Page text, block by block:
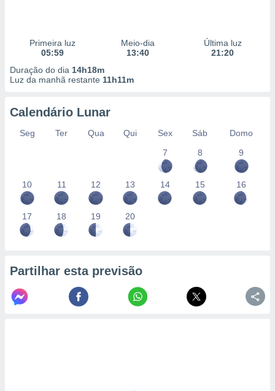
Primeira luz
05:59
Meio-dia
13:40
Última luz
21:20
Duração do dia 14h18m
Luz da manhã restante 11h11m
Calendário Lunar
Seg Ter Qua Qui Sex Sáb
Domo
7
8 9
10 11 12 13 14 15 16
17 18 19 20
Partilhar esta previsão